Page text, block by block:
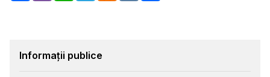
Informații publice